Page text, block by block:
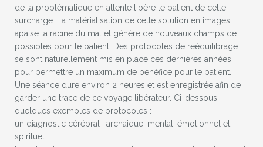
de la problématique en attente libère le patient de cette
surcharge. La matérialisation de cette solution en images
apaise la racine du mal et génère de nouveaux champs de
possibles pour le patient. Des protocoles de rééquilibrage
se sont naturellement mis en place ces dernières années
pour permettre un maximum de bénéfice pour le patient.
Une séance dure environ 2 heures et est enregistrée afin de
garder une trace de ce voyage libérateur. Ci-dessous
quelques exemples de protocoles :
un diagnostic cérébral : archaique, mental, émotionnel et
spirituel